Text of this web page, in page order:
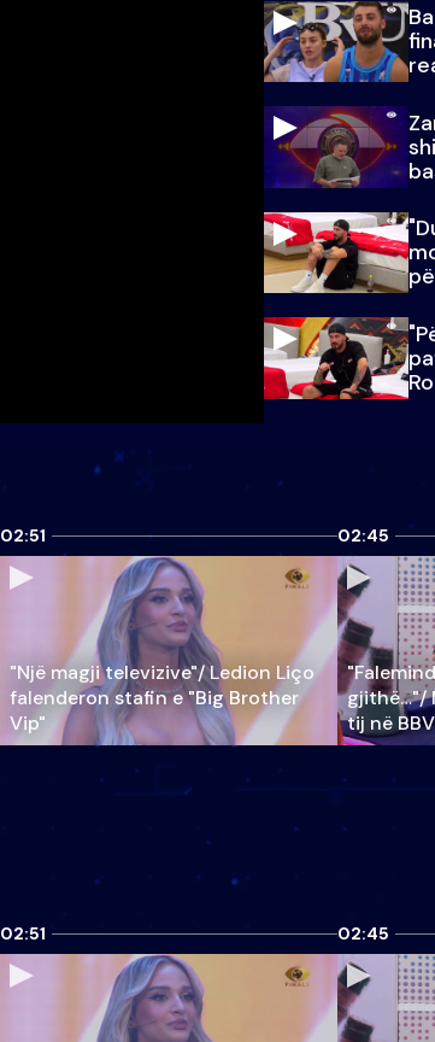
02:51
"Një magji televizive"/ Ledion Liço
falenderon stafin e "Big Brother
Vip"
02:45
gjithë…"/
tij në BBV
02:51 02:45